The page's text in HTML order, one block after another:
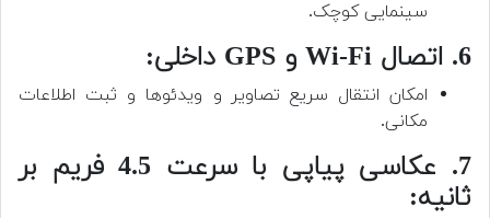
سینمایی کوچک.
6. اتصال Wi-Fi و GPS داخلی:
امکان انتقال سریع تصاویر و ویدئوها و ثبت اطلاعات
مکانی.
7. عکاسی پیاپی با سرعت 4.5 فریم بر
ثانیه: